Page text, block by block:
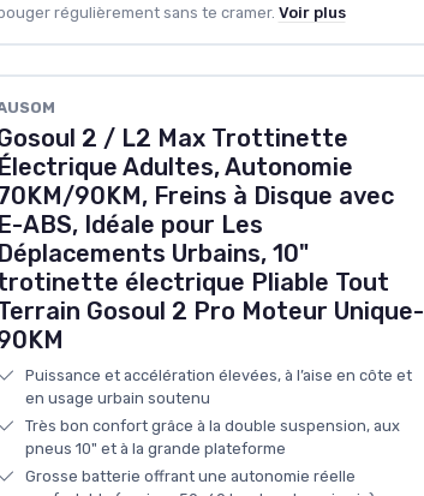
régulièrement sans te cramer. Voir plus
2 / L2 Max Trottinette
Électrique Adultes, Autonomie
90KM, Freins à Disque avec
E-ABS, Idéale pour Les
Déplacements Urbains, 10"
électrique Pliable Tout
Gosoul 2 Pro Moteur Unique-
Puissance et accélération élevées, à l’aise en côte et
en usage urbain soutenu
Très bon confort grâce à la double suspension, aux
pneus 10" et à la grande plateforme
Grosse batterie offrant une autonomie réelle